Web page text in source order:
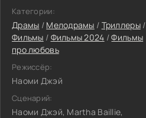
Категории:
Драмы / Мелодрамы / Триллеры/
Фильмы / Фильмы 2024 /Фильмы
про любовь
Режиссёр:
Наоми Джэй
Сценарий:
Наоми Джэй, Martha Baillie,